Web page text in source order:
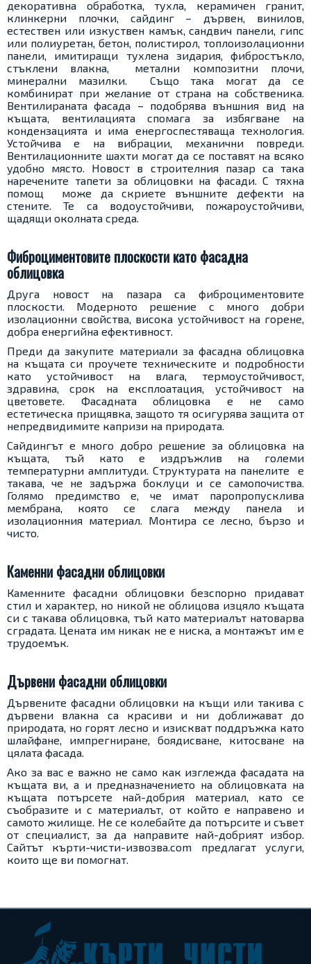
декоративна обработка, тухла, керамичен гранит,
клинкерни плочки, сайдинг – дървен, винилов,
естествен или изкуствен камък, сандвич панели, гипс
или полиуретан, бетон, полистирол, топлоизолационни
панели, имитиращи тухлена зидария, фибростъкло,
стъклени влакна, метални композитни плочи,
минерални мазилки. Също така могат да се
комбинират при желание от страна на собственика.
Вентилираната фасада – подобрява външния вид на
къщата, вентилацията спомага за избягване на
кондензацията и има енергоспестяваща технология.
Устойчива е на вибрации, механични повреди.
Вентилационните шахти могат да се поставят на всяко
удобно място. Новост в строителния пазар са така
наречените тапети за облицовки на фасади. С тяхна
помощ може да скриете външните дефекти на
стените. Те са водоустойчиви, пожароустойчиви,
щадящи околната среда.
Фиброциментовите плоскости като фасадна
облицовка
Друга новост на пазара са фиброциментовите
плоскости. Модерното решение с много добри
изолационни свойства, висока устойчивост на горене,
добра енергийна ефективност.
Преди да закупите материали за фасадна облицовка
на къщата си проучете техническите и подробности
като устойчивост на влага, термоустойчивост,
здравина, срок на експлоатация, устойчивост на
цветовете. Фасадната облицовка е не само
естетическа прищявка, защото тя осигурява защита от
непредвидимите капризи на природата.
Сайдингът е много добро решение за облицовка на
къщата, тъй като е издръжлив на големи
температурни амплитуди. Структурата на панелите е
такава, че не задържа боклуци и се самопочиства.
Голямо предимство е, че имат паропропусклива
мембрана, която се слага между панела и
изолационния материал. Монтира се лесно, бързо и
чисто.
Каменни фасадни облицовки
Каменните фасадни облицовки безспорно придават
стил и характер, но никой не облицова изцяло къщата
си с такава облицовка, тъй като материалът натоварва
сградата. Цената им никак не е ниска, а монтажът им е
трудоемък.
Дървени фасадни облицовки
Дървените фасадни облицовки на къщи или такива с
дървени влакна са красиви и ни доближават до
природата, но горят лесно и изискват поддръжка като
шлайфане, импрегниране, боядисване, китосване на
цялата фасада.
Ако за вас е важно не само как изглежда фасадата на
къщата ви, а и предназначението на облицовката на
къщата потърсете най-добрия материал, като се
съобразите и с материалът, от който е направено и
самото жилище. Не се колебайте да потърсите и съвет
от специалист, за да направите най-добрият избор.
Сайтът кърти-чисти-извозва.com предлагат услуги,
които ще ви помогнат.